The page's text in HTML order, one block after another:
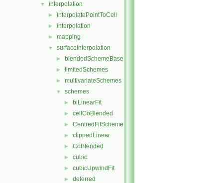
▼ interpolation
► interpolatePointToCell
► interpolation
► mapping
▼ surfaceInterpolation
► blendedSchemeBase
► limitedSchemes
► multivariateSchemes
▼ schemes
► biLinearFit
► cellCoBlended
► CentredFitScheme
► clippedLinear
► CoBlended
► cubic
► cubicUpwindFit
► deferred